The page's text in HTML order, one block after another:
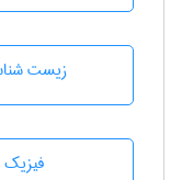
زيست
فیزیک